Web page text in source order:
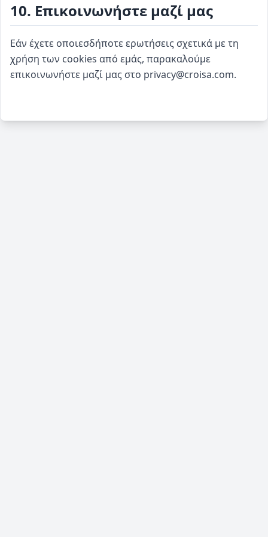
10. Επικοινωνήστε μαζί μας
Εάν έχετε οποιεσδήποτε ερωτήσεις σχετικά με τη
χρήση των cookies από εμάς, παρακαλούμε
επικοινωνήστε μαζί μας στο privacy@croisa.com.